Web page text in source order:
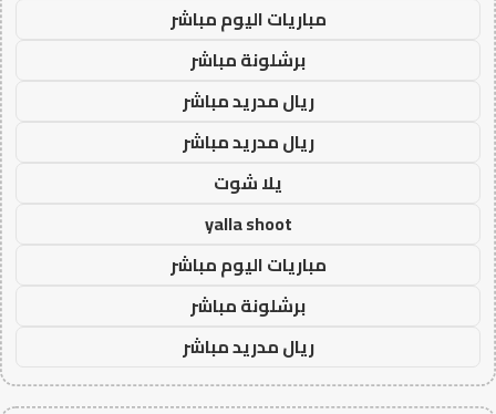
مباريات اليوم مباشر
برشلونة مباشر
ريال مدريد مباشر
ريال مدريد مباشر
يلا شوت
yalla shoot
مباريات اليوم مباشر
برشلونة مباشر
ريال مدريد مباشر